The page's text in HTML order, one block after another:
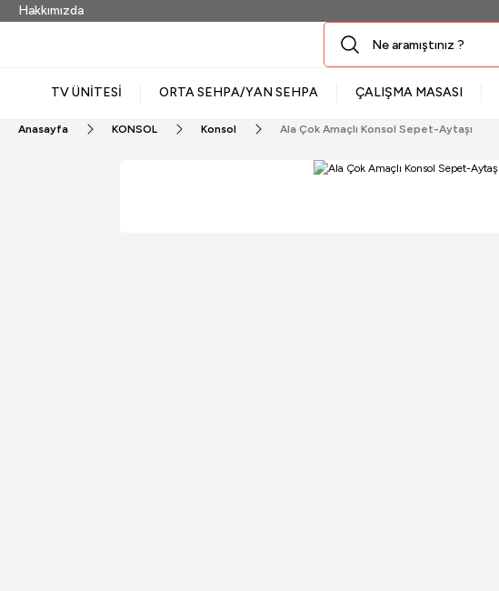
Hakkımızda
TV ÜNİTESİ ORTA SEHPA/YAN SEHPA ÇALIŞMA MASASI
Anasayfa KONSOL Konsol Ala Çok Amaçlı Konsol Sepet-Aytaşı